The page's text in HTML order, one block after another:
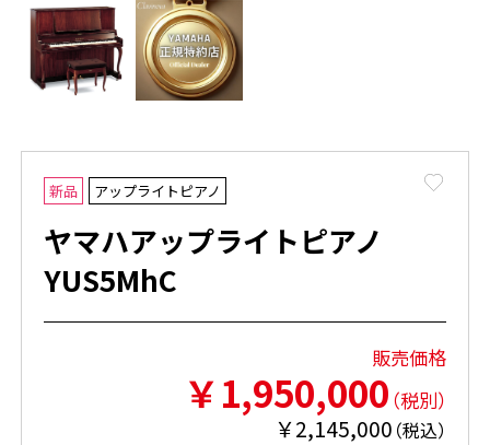
新品 アップライトピアノ
ヤマハアップライトピアノ
YUS5MhC
販売価格
￥1,950,000（税別）
￥2,145,000（税込）